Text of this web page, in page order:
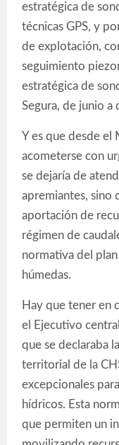
estratégica de
técnicas GPS, y
de explotación,
seguimiento
estratégica de
Segura, de junio
Y es que desde el
acometerse con
se dejaría de
apremiantes, sino
aportación de
régimen de
normativa del
húmedas.
Hay que tener en
el Ejecutivo
que se declaraba
territorial de la
excepcionales
hídricos. Esta
que permiten un